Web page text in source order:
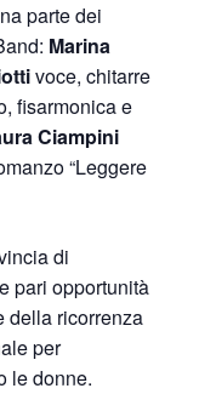
parte dei
Marina
voce, chitarre
fisarmonica e
Ciampini
“Leggere
di
pari opportunità
della ricorrenza
per
le donne.